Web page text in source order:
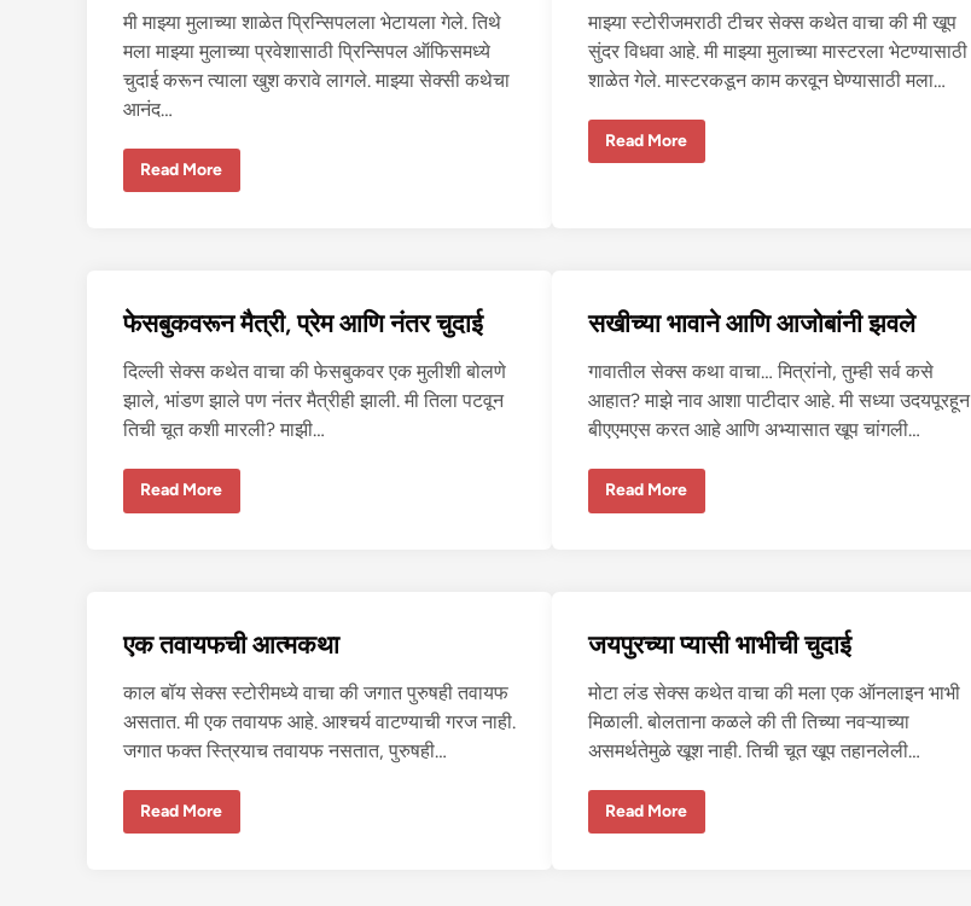
मी माझ्या मुलाच्या शाळेत प्रिन्सिपलला भेटायला गेले. तिथे
मला माझ्या मुलाच्या प्रवेशासाठी प्रिन्सिपल ऑफिसमध्ये
चुदाई करून त्याला खुश करावे लागले. माझ्या सेक्सी कथेचा
आनंद…
दु
ले
Read More
माझ्या स्टोरीजमराठी टीचर सेक्स कथेत वाचा की मी खूप
सुंदर विधवा आहे. मी माझ्या मुलाच्या मास्टरला भेटण्यासाठी
शाळेत गेले. मास्टरकडून काम करवून घेण्यासाठी मला…
दु
१
Read More
फेसबुकवरून मैत्री, प्रेम आणि नंतर चुदाई
दिल्ली सेक्स कथेत वाचा की फेसबुकवर एक मुलीशी बोलणे
झाले, भांडण झाले पण नंतर मैत्रीही झाली. मी तिला पटवून
तिची चूत कशी मारली? माझी…
फे
,
प्रे
आ
नं
त
र
दा
ई
Read More
सखीच्या भावाने आणि आजोबांनी झवले
गावातील सेक्स कथा वाचा… मित्रांनो, तुम्ही सर्व कसे
आहात? माझे नाव आशा पाटीदार आहे. मी सध्या उदयपूरहून
बीएएमएस करत आहे आणि अभ्यासात खूप चांगली…
स
जो
बां
झ
ले
Read More
एक तवायफची आत्मकथा
काल बॉय सेक्स स्टोरीमध्ये वाचा की जगात पुरुषही तवायफ
असतात. मी एक तवायफ आहे. आश्चर्य वाटण्याची गरज नाही.
जगात फक्त स्त्रियाच तवायफ नसतात, पुरुषही…
ए
Read More
जयपुरच्या प्यासी भाभीची चुदाई
मोटा लंड सेक्स कथेत वाचा की मला एक ऑनलाइन भाभी
मिळाली. बोलताना कळले की ती तिच्या नवऱ्याच्या
असमर्थतेमुळे खूश नाही. तिची चूत खूप तहानलेली…
ज
Read More